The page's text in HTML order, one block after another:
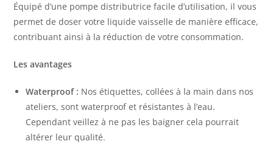
Équipé d’une pompe distributrice facile d’utilisation, il vous
permet de doser votre liquide vaisselle de manière efficace,
contribuant ainsi à la réduction de votre consommation.
Les avantages
Waterproof : Nos étiquettes, collées à la main dans nos
ateliers, sont waterproof et résistantes à l’eau.
Cependant veillez à ne pas les baigner cela pourrait
altérer leur qualité.